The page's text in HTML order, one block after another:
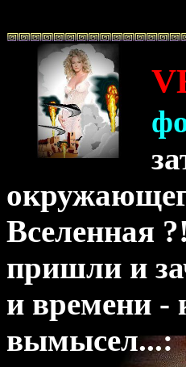
Вселенная
пришли и
и времени -
вымысел...: